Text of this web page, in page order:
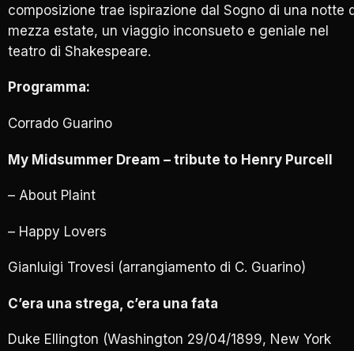
composizione trae ispirazione dal Sogno di una notte
mezza estate, un viaggio inconsueto e geniale nel
teatro di Shakespeare.
Programma:
Corrado Guarino
My Midsummer Dream – tribute to Henry Purcell
– About Plaint
– Happy Lovers
Gianluigi Trovesi (arrangiamento di C. Guarino)
C’era una strega, c’era una fata
Duke Ellington (Washington 29/04/1899, New York